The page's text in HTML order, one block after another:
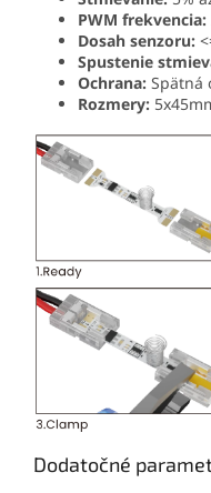
PWM frekvencia:
Dosah senzoru:
Spustenie
Ochrana: Spätná
Rozmery:
Dodatočné